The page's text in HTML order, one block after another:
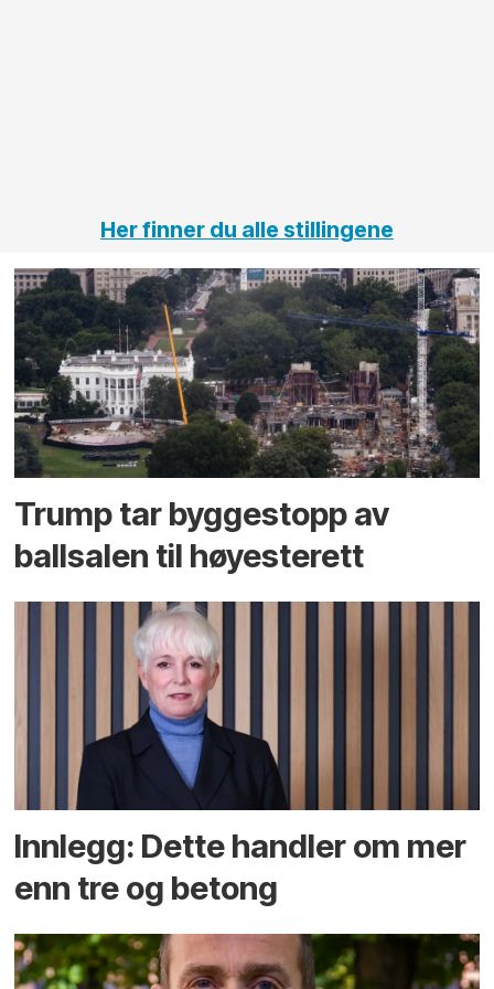
Her finner du alle stillingene
Trump tar byggestopp av
ballsalen til høyesterett
Innlegg: Dette handler om mer
enn tre og betong